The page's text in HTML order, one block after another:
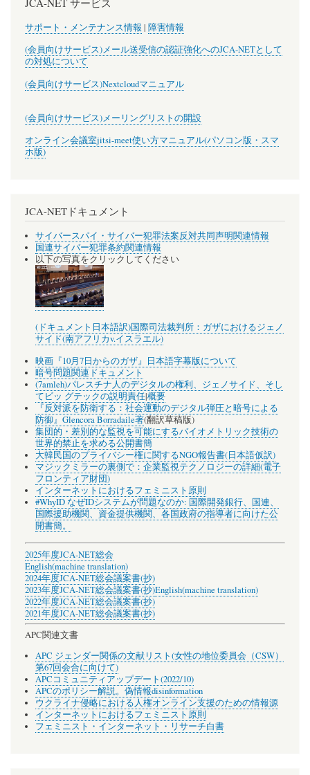
JCA-NET サービス
サポート・メンテナンス情報 | 障害情報
(会員向けサービス)メール送受信の認証強化へのJCA-NETとして
の対処について
(会員向けサービス)Nextcloudマニュアル
(会員向けサービス)メーリングリストの開設
オンライン会議室jitsi-meet使い方マニュアル(パソコン版・スマ
ホ版)
JCA-NETドキュメント
サイバースパイ・サイバー犯罪法案反対共同声明関連情報
国連サイバー犯罪条約関連情報
以下の写真をクリックしてください
(ドキュメント日本語訳)国際司法裁判所：ガザにおけるジェノ
サイド(南アフリカv.イスラエル)
映画『10月7日からのガザ』日本語字幕版について
暗号問題関連ドキュメント
(7amleh)パレスチナ人のデジタルの権利、ジェノサイド、そし
てビッ グテックの説明責任|概要
『反対派を防衛する：社会運動のデジタル弾圧と暗号による
防御』Glencora Borradaile著(翻訳草稿版)
集団的・差別的な監視を可能にするバイオメトリック技術の
世界的禁止を求める公開書簡
大韓民国のプライバシー権に関するNGO報告書(日本語仮訳)
マジックミラーの裏側で：企業監視テクノロジーの詳細(電子
フロンティア財団)
インターネットにおけるフェミニスト原則
#WhyID なぜIDシステムが問題なのか: 国際開発銀行、国連、
国際援助機関、資金提供機関、各国政府の指導者に向けた公
開書簡。
2025年度JCA-NET総会
English(machine translation)
2024年度JCA-NET総会議案書(抄)
2023年度JCA-NET総会議案書(抄)English(machine translation)
2022年度JCA-NET総会議案書(抄)
2021年度JCA-NET総会議案書(抄)
APC関連文書
APC ジェンダー関係の文献リスト(女性の地位委員会（CSW）
第67回会合に向けて)
APCコミュニティアップデート(2022/10)
APCのポリシー解説。偽情報disinformation
ウクライナ侵略における人権オンライン支援のための情報源
インターネットにおけるフェミニスト原則
フェミニスト・インターネット・リサーチ白書